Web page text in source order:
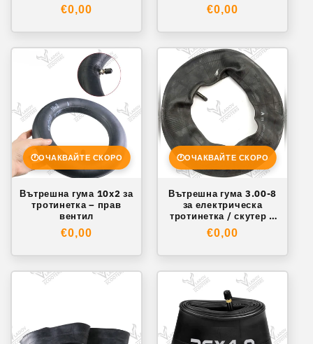
Обичайна
€0,00 крив вентил
Обичайна
€0,00
🕐ОЧАКВАЙТЕ СКОРО
Вътрешна гума 10x2 за
тротинетка – прав
вентил
Обичайна
€0,00
🕐ОЧАКВАЙТЕ СКОРО
Вътрешна гума 3.00-8
за електрическа
тротинетка / скутер –
прав вентил
Обичайна
€0,00